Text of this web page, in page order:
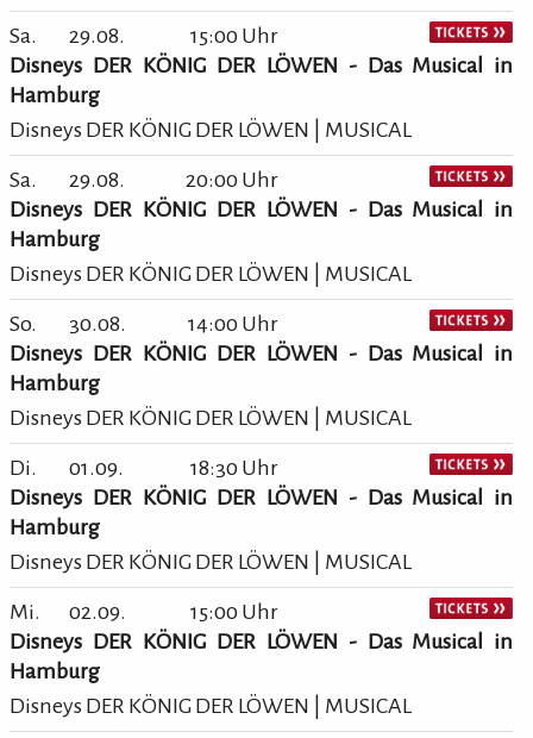
Sa. 29.08.
15:00 Uhr
Disneys DER KÖNIG DER LÖWEN - Das Musical in
Hamburg
Disneys DER KÖNIG DER LÖWEN | MUSICAL
Sa. 29.08.
20:00 Uhr
Disneys DER KÖNIG DER LÖWEN - Das Musical in
Hamburg
Disneys DER KÖNIG DER LÖWEN | MUSICAL
So. 30.08.
14:00 Uhr
Disneys DER KÖNIG DER LÖWEN - Das Musical in
Hamburg
Disneys DER KÖNIG DER LÖWEN | MUSICAL
Di. 01.09.
18:30 Uhr
Disneys DER KÖNIG DER LÖWEN - Das Musical in
Hamburg
Disneys DER KÖNIG DER LÖWEN | MUSICAL
Mi. 02.09.
15:00 Uhr
Disneys DER KÖNIG DER LÖWEN - Das Musical in
Hamburg
Disneys DER KÖNIG DER LÖWEN | MUSICAL